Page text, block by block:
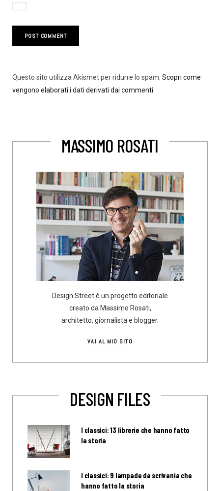
Questo sito utilizza Akismet per ridurre lo spam. Scopri come
vengono elaborati i dati derivati dai commenti.
MASSIMO ROSATI
Design Street è un progetto editoriale
creato da Massimo Rosati,
architetto, giornalista e blogger.
VAI AL MIO SITO
DESIGN FILES
I classici: 13 librerie che hanno fatto
la storia
I classici: 9 lampade da scrivania che
hanno fatto la storia